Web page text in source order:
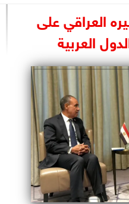
العراقي على
العربية